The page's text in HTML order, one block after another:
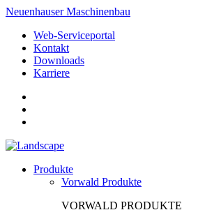
Neuenhauser Maschinenbau
Web-Serviceportal
Kontakt
Downloads
Karriere
Produkte
Vorwald Produkte
VORWALD PRODUKTE